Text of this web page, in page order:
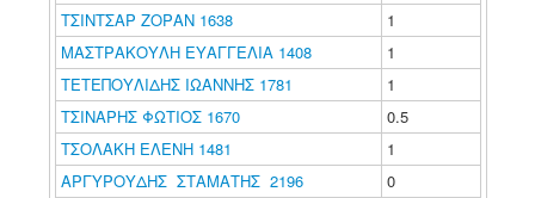
ΤΣΙΝΤΣΑΡ ΖΟΡΑΝ 1638
1
ΜΑΣΤΡΑΚΟΥΛΗ ΕΥΑΓΓΕΛΙΑ 1408
1
ΤΕΤΕΠΟΥΛΙΔΗΣ ΙΩΑΝΝΗΣ 1781
1
ΤΣΙΝΑΡΗΣ ΦΩΤΙΟΣ 1670
0.5
ΤΣΟΛΑΚΗ ΕΛΕΝΗ 1481
1
ΑΡΓΥΡΟΥΔΗΣ ΣΤΑΜΑΤΗΣ 2196
0